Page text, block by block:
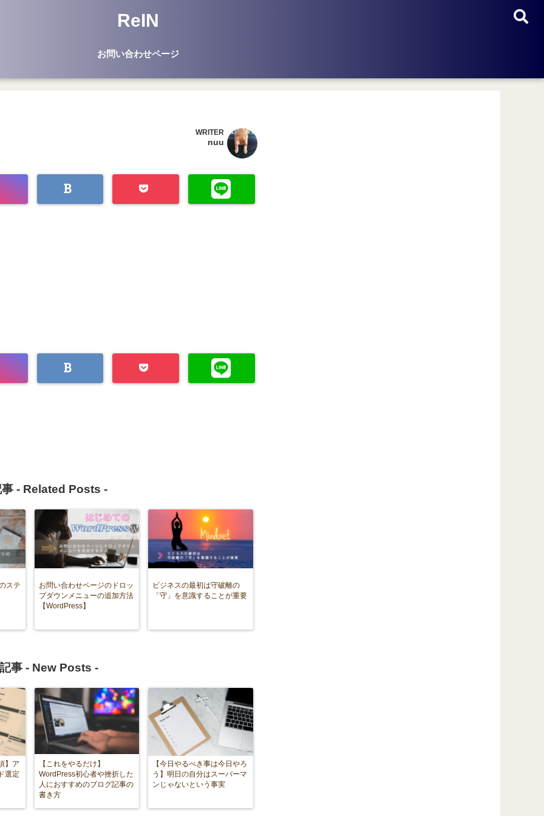
ReIN
お問い合わせページ
WRITER
nuu
- Related Posts -
ステ
お問い合わせページのドロッ
プダウンメニューの追加方法
【WordPress】
ビジネスの最初は守破離の
「守」を意識することが重要
事 - New Posts -
】ア
選定
【これをやるだけ】
WordPress初心者や挫折した
人におすすめのブログ記事の
書き方
【今日やるべき事は今日やろ
う】明日の自分はスーパーマ
ンじゃないという事実